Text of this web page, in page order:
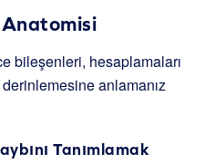
bileşenleri, hesaplamaları
anlamanız
Tanımlamak